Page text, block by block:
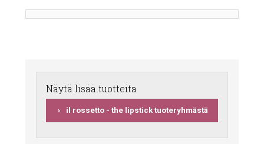
Näytä lisää tuotteita
il rossetto - the lipstick tuoteryhmästä